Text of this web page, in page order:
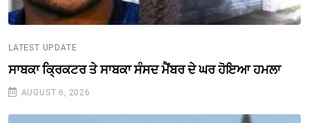
LATEST UPDATE
ਸਾਬਕਾ ਕ੍ਰਿਕਟਰ ਤੇ ਸਾਬਕਾ ਸੰਸਦ ਮੈਂਬਰ ਦੇ ਘਰ ਹੋਇਆ ਹਮਲਾ
AUGUST 6, 2026